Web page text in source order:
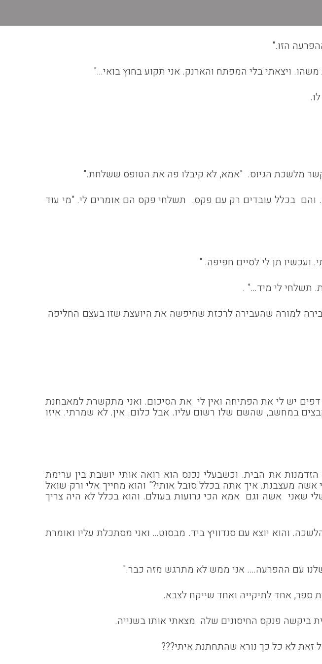
הזו."
ויצאתי בלי המפתח והארנק. אני תקוע בחוץ בואי…"
מלשכת הגיוס. "אמא, לא קיבלו פה את הטופס ששלחת."
והם בכלל עובדים רק עם פקס. תשלחי פקס הם אומרים לי. "מי עוד
תן לי לסיים חפיפה. "
תשלחי לי מיד…" .
למורה שהעבירה לרכזת שחיפשה את היועצת שזו בעצם החליפה
יש לי את הפתיחה ואין לי את הסיכום. ואני מתקשרת למאבחנת
במחשב, שהשם שלו רשום עליו. אבל כלום. אין. לא שמרתי. איזו
את הבית. וכשבעלי נכנס הוא רואה אותי יושבת בין ערימת
מעצבנת. איך אתה בכלל סובל אותי?" והוא מחייך אלי ורק שואל
שאני אשה וגם אמא הכי גרועות בעולם. והוא בכלל לא היה צריך
והוא יוצא עם סנדוויץ ביד. מבסוט… ואני מסתכלת עליו ואומרת
שלנו עם ההפרעה…. אני ממש לא מתרגש מזה כבר."
ספר, אחד לתיקייה ואחד שייקח לצבא.
ביקשה פנקס החיסונים שלה מצאתי אותו בשנייה.
זאת לא כל כך נורא שהתחתנת איתי???